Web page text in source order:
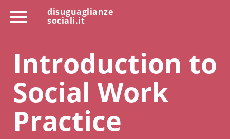
disuguaglianze
sociali.it
Introduction to
Social Work
Practice